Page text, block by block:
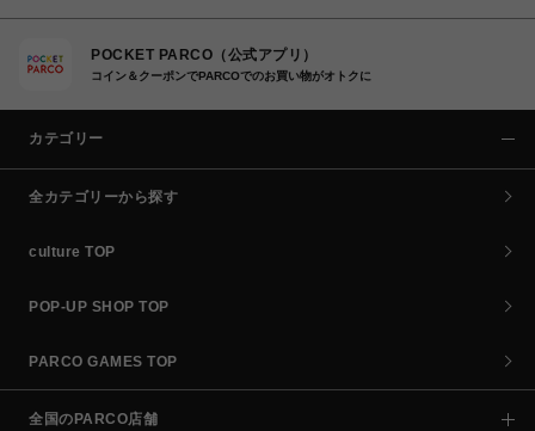
POCKET PARCO（公式アプリ）
コイン＆クーポンでPARCOでのお買い物がオトクに
カテゴリー
全カテゴリーから探す
culture TOP
POP-UP SHOP TOP
PARCO GAMES TOP
全国のPARCO店舗